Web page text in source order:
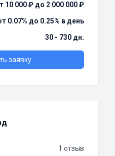
10 000 ₽ до 2 000 000 ₽
0.07% до 0.25% в день
30 - 730 дн.
заявку
1 отзыв